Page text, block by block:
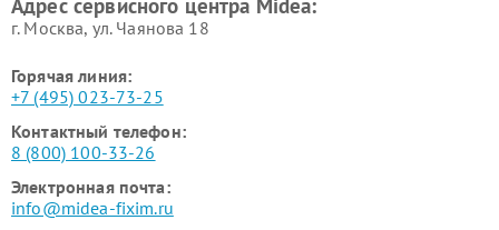
Midea
Адрес сервисного центра Midea:
г. Москва, ул. Чаянова 18
Горячая линия:
+7 (495) 023-73-25
Контактный телефон:
8 (800) 100-33-26
Электронная почта:
info@midea-fixim.ru